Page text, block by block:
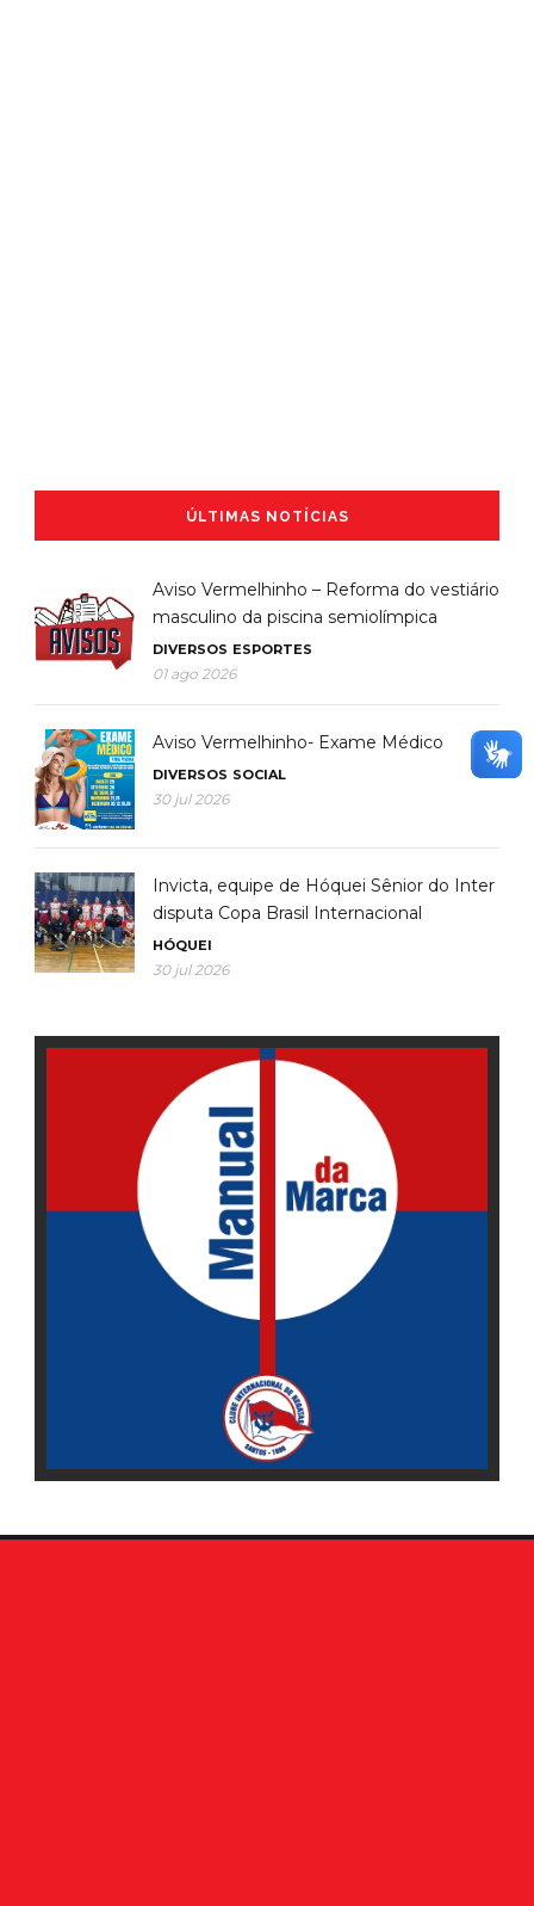
ÚLTIMAS NOTÍCIAS
Aviso Vermelhinho – Reforma do vestiário
masculino da piscina semiolímpica
DIVERSOS ESPORTES
01 ago 2026
Aviso Vermelhinho- Exame Médico
DIVERSOS SOCIAL
30 jul 2026
Invicta, equipe de Hóquei Sênior do Inter
disputa Copa Brasil Internacional
HÓQUEI
30 jul 2026